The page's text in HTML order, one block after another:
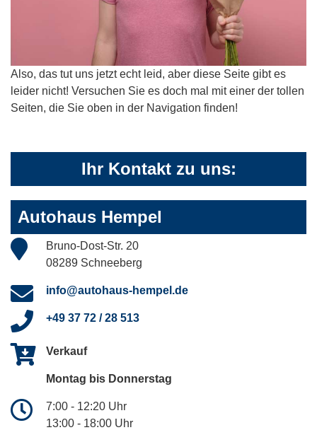
Also, das tut uns jetzt echt leid, aber diese Seite gibt es
leider nicht! Versuchen Sie es doch mal mit einer der tollen
Seiten, die Sie oben in der Navigation finden!
Ihr Kontakt zu uns:
Autohaus Hempel
Bruno-Dost-Str. 20
08289 Schneeberg
info@autohaus-hempel.de
+49 37 72 / 28 513
Verkauf
Montag bis Donnerstag
7:00 - 12:20 Uhr
13:00 - 18:00 Uhr